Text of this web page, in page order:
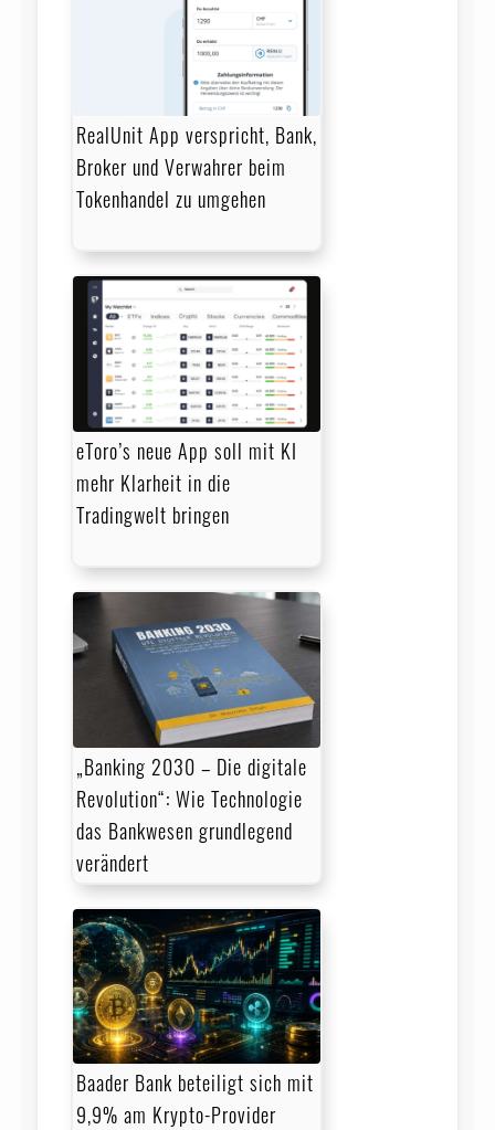
RealUnit App verspricht, Bank,
Broker und Verwahrer beim
Tokenhandel zu umgehen
eToro’s neue App soll mit KI
mehr Klarheit in die
Tradingwelt bringen
„Banking 2030 – Die digitale
Revolution“: Wie Technologie
das Bankwesen grundlegend
verändert
Baader Bank beteiligt sich mit
9,9% am Krypto-Provider